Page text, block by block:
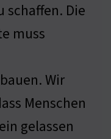
schaffen. Die
muss
Wir
Menschen
gelassen